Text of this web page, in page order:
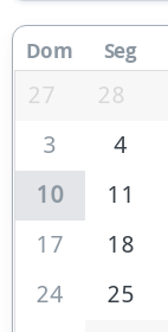
Dom Seg
27 28
3
4
10
11
17
18
24
25